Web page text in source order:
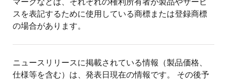
スを表記するために使用している商標または登録商標
の場合があります。
ニュースリリースに掲載されている情報（製品価格、
仕様等を含む）は、発表日現在の情報です。 その後予